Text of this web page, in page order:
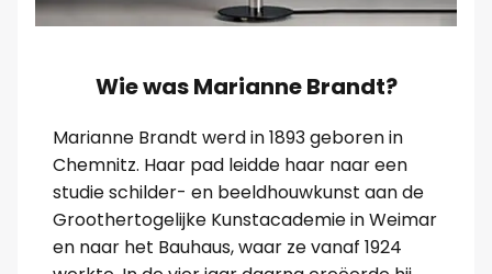
Wie was Marianne Brandt?
Marianne Brandt werd in 1893 geboren in
Chemnitz. Haar pad leidde haar naar een
studie schilder- en beeldhouwkunst aan de
Groothertogelijke Kunstacademie in Weimar
en naar het Bauhaus, waar ze vanaf 1924